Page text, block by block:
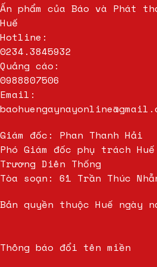
Ấn phẩm của Báo và Phát
Huế
Hotline:
0234.3845932
Quảng cáo:
0988807506
Email:
Giám đốc: Phan Thanh Hải
Phó Giám đốc phụ trách
Trương Diên Thống
Tòa soạn: 61 Trần Thúc
Bản quyền thuộc Huế ngày
Thông báo đổi tên miền